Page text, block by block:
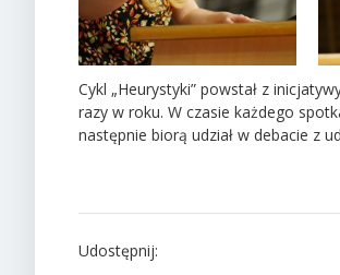
Cykl „Heurystyki” powstał z
razy w roku. W czasie każdego
następnie biorą udział w debacie z
Udostępnij: